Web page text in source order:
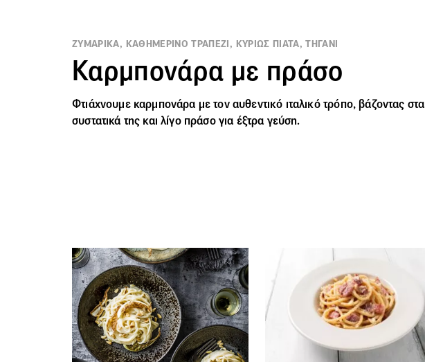
ΖΥΜΑΡΙΚΑ, ΚΑΘΗΜΕΡΙΝΟ ΤΡΑΠΕΖΙ, ΚΥΡΙΩΣ ΠΙΑΤΑ, ΤΗΓΑΝΙ
Καρμπονάρα με πράσο
Φτιάχνουμε καρμπονάρα με τον αυθεντικό ιταλικό τρόπο, βάζοντας στα
συστατικά της και λίγο πράσο για έξτρα γεύση.